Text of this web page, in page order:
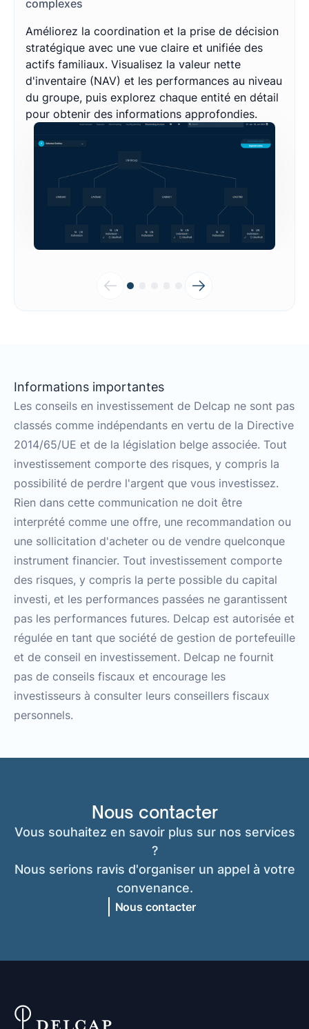
complexes
Améliorez la coordination et la prise de décision
stratégique avec une vue claire et unifiée des
actifs familiaux. Visualisez la valeur nette
d'inventaire (NAV) et les performances au niveau
du groupe, puis explorez chaque entité en détail
pour obtenir des informations approfondies.
Informations importantes
Les conseils en investissement de Delcap ne sont pas
classés comme indépendants en vertu de la Directive
2014/65/UE et de la législation belge associée. Tout
investissement comporte des risques, y compris la
possibilité de perdre l'argent que vous investissez.
Rien dans cette communication ne doit être
interprété comme une offre, une recommandation ou
une sollicitation d'acheter ou de vendre quelconque
instrument financier. Tout investissement comporte
des risques, y compris la perte possible du capital
investi, et les performances passées ne garantissent
pas les performances futures. Delcap est autorisée et
régulée en tant que société de gestion de portefeuille
et de conseil en investissement. Delcap ne fournit
pas de conseils fiscaux et encourage les
investisseurs à consulter leurs conseillers fiscaux
personnels.
Nous contacter
Vous souhaitez en savoir plus sur nos services
?
Nous serions ravis d'organiser un appel à votre
convenance.
Nous contacter